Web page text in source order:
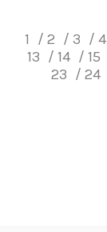
1 2 3 4
13
14 15
23
24